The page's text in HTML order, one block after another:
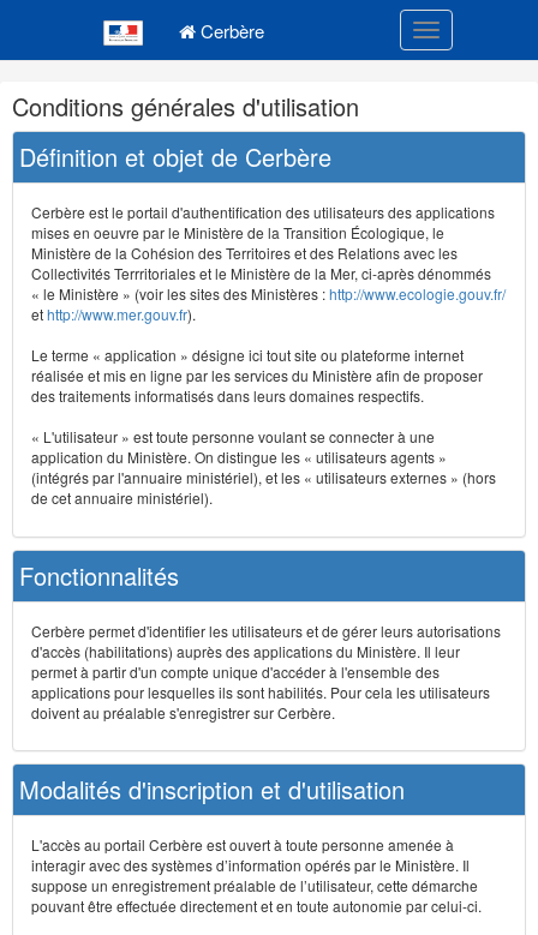
Cerbère Toggle
Navigation
et
outils
annexes
Conditions générales d'utilisation
Définition et objet de Cerbère
Cerbère est le portail d'authentification des utilisateurs des applications
mises en oeuvre par le Ministère de la Transition Écologique, le
Ministère de la Cohésion des Territoires et des Relations avec les
Collectivités Terrritoriales et le Ministère de la Mer, ci-après dénommés
« le Ministère » (voir les sites des Ministères :http://www.ecologie.gouv.fr/
ethttp://www.mer.gouv.fr).
Le terme « application » désigne ici tout site ou plateforme internet
réalisée et mis en ligne par les services du Ministère afin de proposer
des traitements informatisés dans leurs domaines respectifs.
« L'utilisateur » est toute personne voulant se connecter à une
application du Ministère. On distingue les « utilisateurs agents »
(intégrés par l'annuaire ministériel), et les « utilisateurs externes » (hors
de cet annuaire ministériel).
Fonctionnalités
Cerbère permet d'identifier les utilisateurs et de gérer leurs autorisations
d'accès (habilitations) auprès des applications du Ministère. Il leur
permet à partir d'un compte unique d'accéder à l'ensemble des
applications pour lesquelles ils sont habilités. Pour cela les utilisateurs
doivent au préalable s'enregistrer sur Cerbère.
Modalités d'inscription et d'utilisation
L'accès au portail Cerbère est ouvert à toute personne amenée à
interagir avec des systèmes d’information opérés par le Ministère. Il
suppose un enregistrement préalable de l’utilisateur, cette démarche
pouvant être effectuée directement et en toute autonomie par celui-ci.